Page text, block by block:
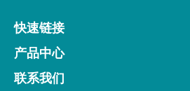
快速链接
产品中心
联系我们